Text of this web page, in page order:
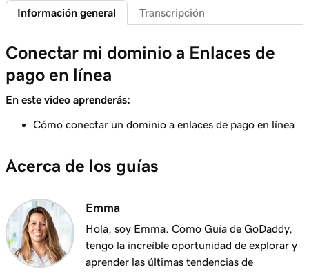
Lección 6 (de 20)
Hosting para WordPress
Lección 7 (de 20)
Explora el Centro de pagos de GoDaddy
Lección 8 (de 20)
Lección 9 (de 20)
Lección 10 (de 20)
¿Qué son las devoluciones de cargo?
1m 41s
Lección 11 (de 20)
Información general Transcripción
Conectar mi dominio a Enlaces de
pago en línea
En este video aprenderás:
Cómo conectar un dominio a enlaces de pago en línea
Acerca de los guías
Emma
Hola, soy Emma. Como Guía de GoDaddy,
tengo la increíble oportunidad de explorar y
aprender las últimas tendencias de